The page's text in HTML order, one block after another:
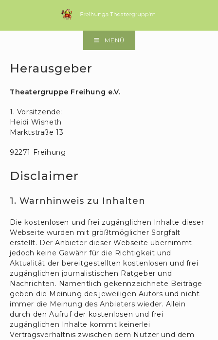
MENÜ
Herausgeber
Theatergruppe Freihung e.V.
1. Vorsitzende:
Heidi Wisneth
Marktstraße 13
92271 Freihung
Disclaimer
1. Warnhinweis zu Inhalten
Die kostenlosen und frei zugänglichen Inhalte dieser
Webseite wurden mit größtmöglicher Sorgfalt
erstellt. Der Anbieter dieser Webseite übernimmt
jedoch keine Gewähr für die Richtigkeit und
Aktualität der bereitgestellten kostenlosen und frei
zugänglichen journalistischen Ratgeber und
Nachrichten. Namentlich gekennzeichnete Beiträge
geben die Meinung des jeweiligen Autors und nicht
immer die Meinung des Anbieters wieder. Allein
durch den Aufruf der kostenlosen und frei
zugänglichen Inhalte kommt keinerlei
Vertragsverhältnis zwischen dem Nutzer und dem